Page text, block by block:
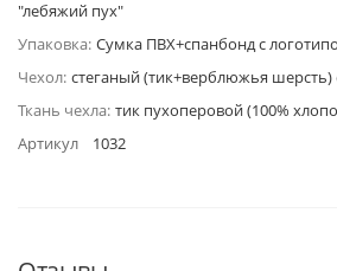
"лебяжий пух"
Упаковка: Сумка ПВХ+спанбонд с
Чехол: стеганый (тик+верблюжья шерсть)
Ткань чехла: тик пухоперовой (100%
Артикул
1032